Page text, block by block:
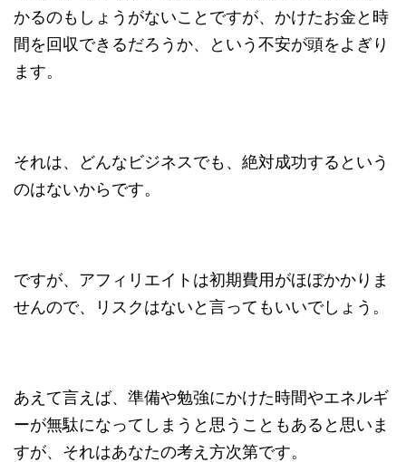
かるのもしょうがないことですが、かけたお金と時
間を回収できるだろうか、という不安が頭をよぎり
ます。
それは、どんなビジネスでも、絶対成功するという
のはないからです。
ですが、アフィリエイトは初期費用がほぼかかりま
せんので、リスクはないと言ってもいいでしょう。
あえて言えば、準備や勉強にかけた時間やエネルギ
ーが無駄になってしまうと思うこともあると思いま
すが、それはあなたの考え方次第です。